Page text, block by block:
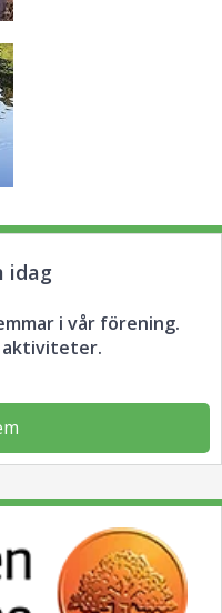
idag
i vår förening.
aktiviteter.